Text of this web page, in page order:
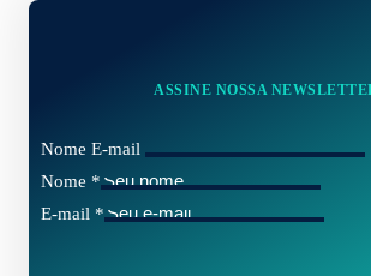
ASSINE NOSSA
Nome E-mail
Nome *
E-mail *